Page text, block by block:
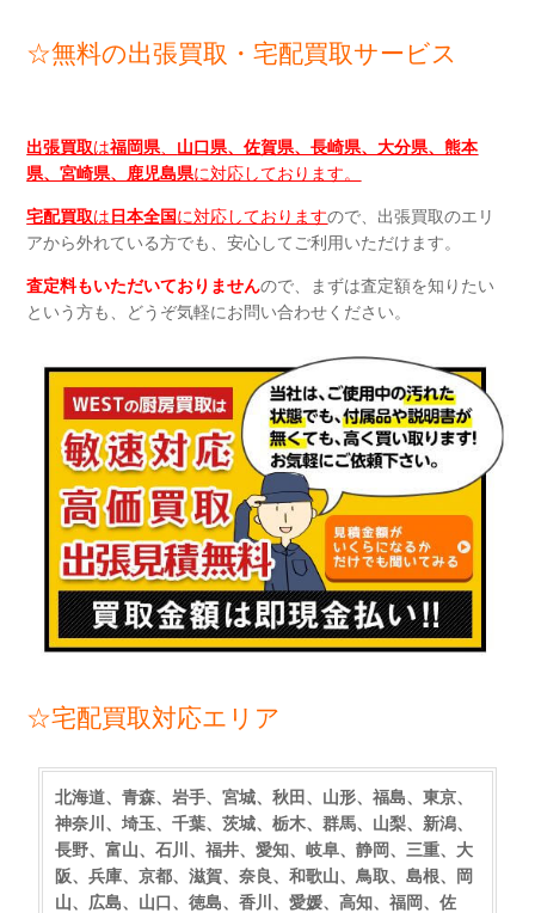
☆無料の出張買取・宅配買取サービス
出張買取は福岡県
山口県、佐賀県、長崎県、大分県、熊本
県、宮崎県、鹿児島県に対応しております。
宅配買取は 日本全国に対応しておりますので、出張買取のエリ
アから外れている方でも、安心してご利用いただけます。
査定料もいただいておりませんので、まずは査定額を知りたい
という方も、どうぞ気軽にお問い合わせください。
☆宅配買取対応エリア
北海道、青森、岩手、宮城、秋田、山形、福島、東京、
神奈川、埼玉、千葉、茨城、栃木、群馬、山梨、新潟、
長野、富山、石川、福井、愛知、岐阜、静岡、三重、大
阪、兵庫、京都、滋賀、奈良、和歌山、鳥取、島根、岡
山、広島、山口、徳島、香川、愛媛、高知、福岡、佐